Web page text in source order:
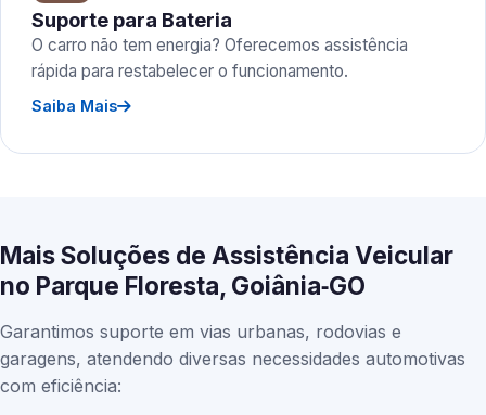
Suporte para Bateria
O carro não tem energia? Oferecemos assistência
rápida para restabelecer o funcionamento.
Saiba Mais
Mais Soluções de Assistência Veicular
no Parque Floresta, Goiânia‑GO
Garantimos suporte em vias urbanas, rodovias e
garagens, atendendo diversas necessidades automotivas
com eficiência: